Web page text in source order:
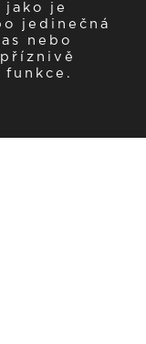
jako je
jedinečná
nebo
lištu GDPR